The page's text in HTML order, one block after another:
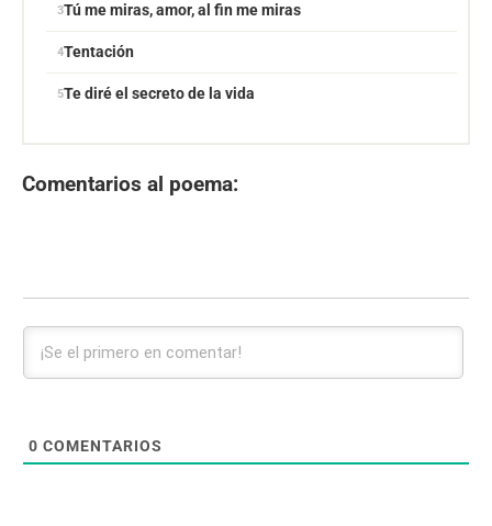
Tú me miras, amor, al fin me miras
Tentación
Te diré el secreto de la vida
Comentarios al poema:
0 COMENTARIOS